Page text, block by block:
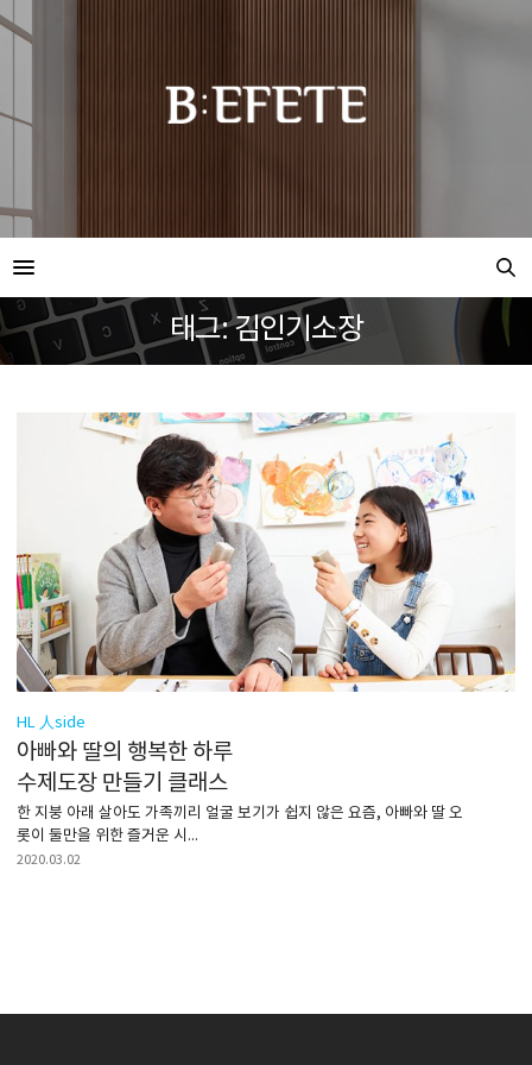
태그: 김인기소장
HL 人side
아빠와 딸의 행복한 하루
수제도장 만들기 클래스
한 지붕 아래 살아도 가족끼리 얼굴 보기가 쉽지 않은 요즘, 아빠와 딸 오
롯이 둘만을 위한 즐거운 시...
2020.03.02